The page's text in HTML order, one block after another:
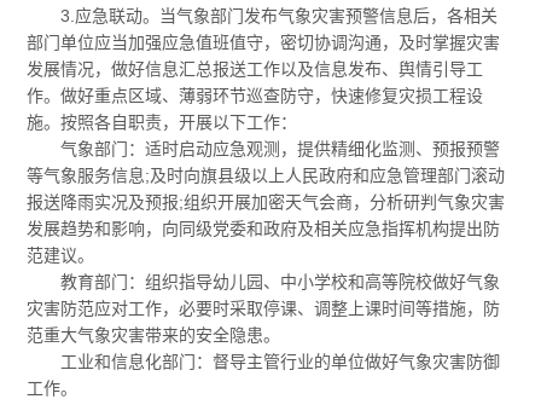
3.应急联动。当气象部门发布气象灾害预警信息后，各相关
部门单位应当加强应急值班值守，密切协调沟通，及时掌握灾害
发展情况，做好信息汇总报送工作以及信息发布、舆情引导工
作。做好重点区域、薄弱环节巡查防守，快速修复灾损工程设
施。按照各自职责，开展以下工作：
气象部门：适时启动应急观测，提供精细化监测、预报预警
等气象服务信息;及时向旗县级以上人民政府和应急管理部门滚动
报送降雨实况及预报;组织开展加密天气会商，分析研判气象灾害
发展趋势和影响，向同级党委和政府及相关应急指挥机构提出防
范建议。
教育部门：组织指导幼儿园、中小学校和高等院校做好气象
灾害防范应对工作，必要时采取停课、调整上课时间等措施，防
范重大气象灾害带来的安全隐患。
工业和信息化部门：督导主管行业的单位做好气象灾害防御
工作。